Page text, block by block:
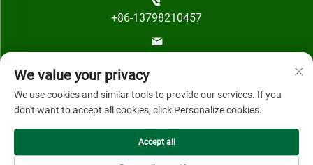
+86-13798210457
We value your privacy
We use cookies and similar tools to provide our services. If you
don't want to accept all cookies, click Personalize cookies.
Accept all